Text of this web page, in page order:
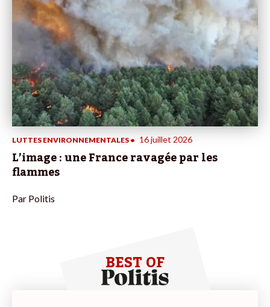
LUTTES ENVIRONNEMENTALES • 16 juillet 2026
L’image : une France ravagée par les
flammes
Par Politis
BEST OF